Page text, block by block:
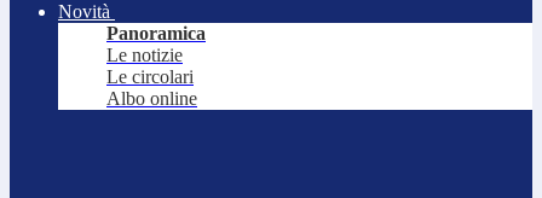
Novità
Panoramica
Le notizie
Le circolari
Albo online